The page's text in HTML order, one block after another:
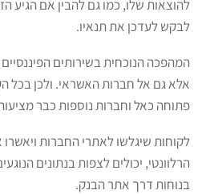
להוצאות שלו, כמו גם להבין אם הגיע
לבקש לעדכן את תנאיו.
המהפכה הנוכחית בשירותים
אלא גם אל חברות האשראי. ולכן בכל
פתוחה כאל וחברות נוספות כבר
לקוחות שיגלשו לאתרי החברות
הרלוונטי, יכולים לצפות בנתונים
בנוחות דרך אתר הבנק.